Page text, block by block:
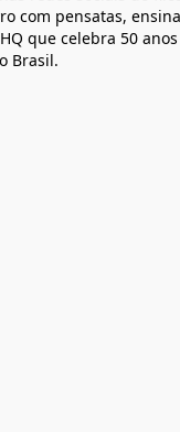
com pensatas,
que celebra 50
Brasil.